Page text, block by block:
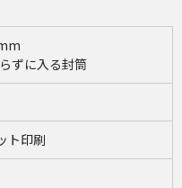
ずに入る封筒
ト印刷